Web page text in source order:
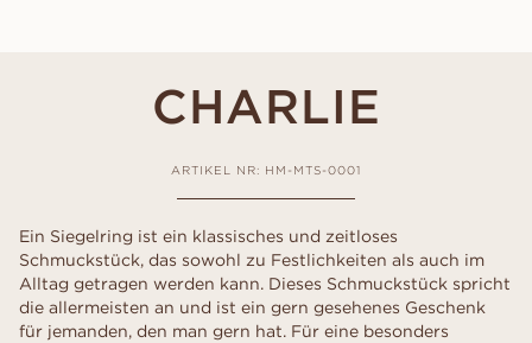
CHARLIE
ARTIKEL NR: HM-MTS-0001
Ein Siegelring ist ein klassisches und zeitloses
Schmuckstück, das sowohl zu Festlichkeiten als auch im
Alltag getragen werden kann. Dieses Schmuckstück spricht
die allermeisten an und ist ein gern gesehenes Geschenk
für jemanden, den man gern hat. Für eine besonders